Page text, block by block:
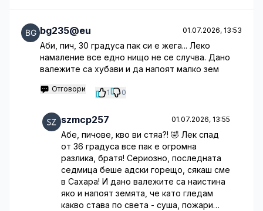
bg235@eu 01.07.2026, 13:53
Аби, пич, 30 градуса пак си е жега... Леко
намаление все едно нищо не се случва. Дано
валежите са хубави и да напоят малко зем
Отговори 1 0
szmcp257 01.07.2026, 13:55
Абе, пичове, кво ви стяа?! 🤣 Лек спад
от 36 градуса все пак е огромна
разлика, братя! Сериозно, последната
седмица беше адски горещо, сякаш сме
в Сахара! И дано валежите са наистина
яко и напоят земята, че като гледам
какво става по света - суша, пожари…